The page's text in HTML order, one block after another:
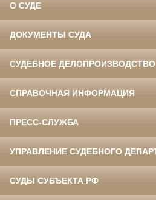
О СУДЕ
ДОКУМЕНТЫ СУДА
СУДЕБНОЕ ДЕЛОПРОИЗВОДСТВО
СПРАВОЧНАЯ ИНФОРМАЦИЯ
ПРЕСС-СЛУЖБА
УПРАВЛЕНИЕ СУДЕБНОГО
СУДЫ СУБЪЕКТА РФ